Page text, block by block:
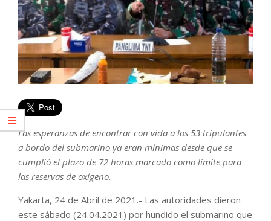
Las esperanzas de encontrar con vida a los 53 tripulantes
a bordo del submarino ya eran mínimas desde que se
cumplió el plazo de 72 horas marcado como límite para
las reservas de oxígeno.
Yakarta, 24 de Abril de 2021.- Las autoridades dieron
este sábado (24.04.2021) por hundido el submarino que